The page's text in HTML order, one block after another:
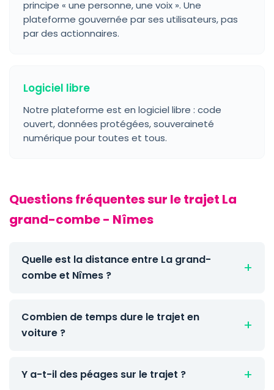
principe « une personne, une voix ». Une
plateforme gouvernée par ses utilisateurs, pas
par des actionnaires.
Logiciel libre
Notre plateforme est en logiciel libre : code
ouvert, données protégées, souveraineté
numérique pour toutes et tous.
Questions fréquentes sur le trajet La
grand-combe - Nîmes
Quelle est la distance entre La grand-
combe et Nîmes ?
Combien de temps dure le trajet en
voiture ?
Y a-t-il des péages sur le trajet ?